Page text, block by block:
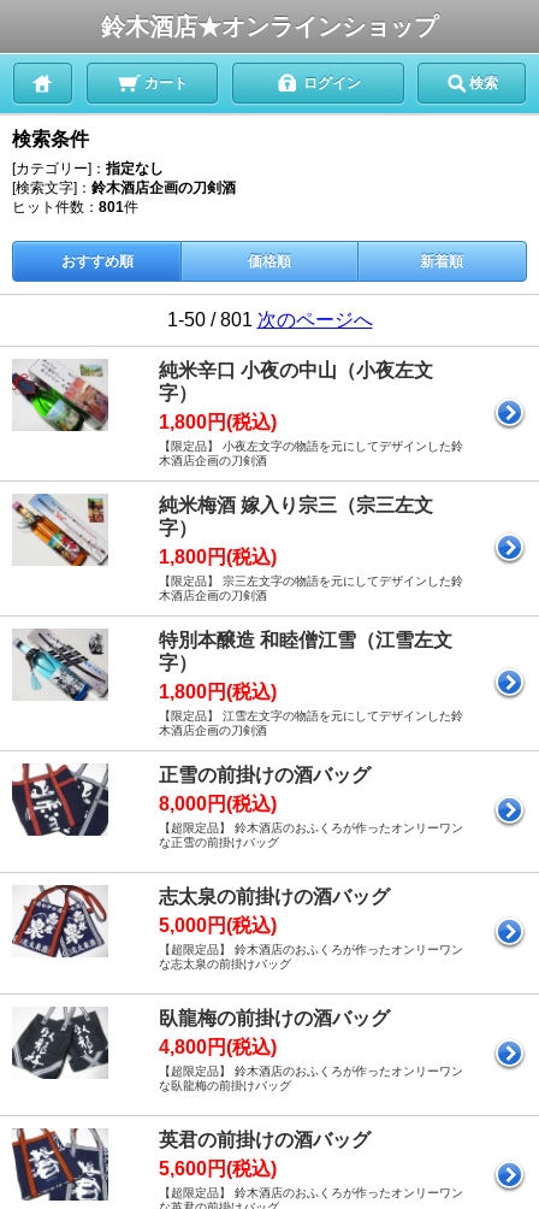
鈴木酒店★オンラインショップ
カート ログイン 検索
検索条件
[カテゴリー]： 指定なし
[検索文字]： 鈴木酒店企画の刀剣酒
ヒット件数： 801件
おすすめ順 価格順 新着順
1-50 / 801 次のページへ
純米辛口 小夜の中山（小夜左文
字）
1,800円(税込)
【限定品】 小夜左文字の物語を元にしてデザインした鈴
木酒店企画の刀剣酒
純米梅酒 嫁入り宗三（宗三左文
字）
1,800円(税込)
【限定品】 宗三左文字の物語を元にしてデザインした鈴
木酒店企画の刀剣酒
特別本醸造 和睦僧江雪（江雪左文
字）
1,800円(税込)
【限定品】 江雪左文字の物語を元にしてデザインした鈴
木酒店企画の刀剣酒
正雪の前掛けの酒バッグ
8,000円(税込)
【超限定品】 鈴木酒店のおふくろが作ったオンリーワン
な正雪の前掛けバッグ
志太泉の前掛けの酒バッグ
5,000円(税込)
【超限定品】 鈴木酒店のおふくろが作ったオンリーワン
な志太泉の前掛けバッグ
臥龍梅の前掛けの酒バッグ
4,800円(税込)
【超限定品】 鈴木酒店のおふくろが作ったオンリーワン
な臥龍梅の前掛けバッグ
英君の前掛けの酒バッグ
5,600円(税込)
【超限定品】 鈴木酒店のおふくろが作ったオンリーワン